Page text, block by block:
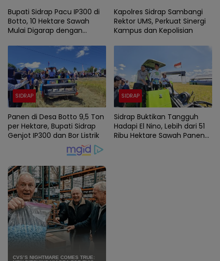
Bupati Sidrap Pacu IP300 di
Botto, 10 Hektare Sawah
Mulai Digarap dengan
Kapolres Sidrap Sambangi
Rektor UMS, Perkuat Sinergi
Kampus dan Kepolisian
SIDRAP
Panen di Desa Botto 9,5 Ton
per Hektare, Bupati Sidrap
Genjot IP300 dan Bor Listrik
SIDRAP
Sidrap Buktikan Tangguh
Hadapi El Nino, Lebih dari 51
Ribu Hektare Sawah Panen